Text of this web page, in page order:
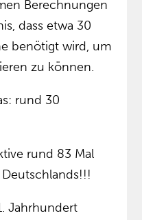
Berechnungen
dass etwa 30
benötigt wird, um
zu können.
rund 30
rund 83 Mal
Jahrhundert